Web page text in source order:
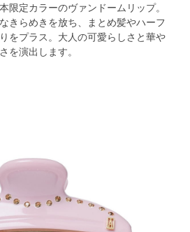
限定カラーのヴァンドームリップ。
きらめきを放ち、まとめ髪やハーフ
をプラス。大人の可愛らしさと華や
を演出します。